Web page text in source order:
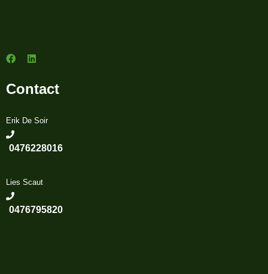
Contact
Erik De Soir
0476228016
Lies Scaut
0476795820